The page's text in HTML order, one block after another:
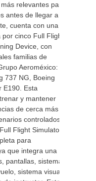
relevantes para
antes de llegar a la
cuenta con una
cinco Full Flight
Device, con
familias de
Aeroméxico:
737 NG, Boeing
E190. Esta
y mantener
de cerca más
controlados,
Flight Simulator
para
que integra una
pantallas, sistemas
sistema visual,